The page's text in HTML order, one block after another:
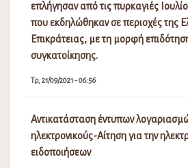
επλήγησαν από τις πυρκαγιές
που εκδηλώθηκαν σε περιοχές της
Επικράτειας, με τη μορφή
συγκατοίκησης.
Τρ, 21/09/2021 - 06:56
Αντικατάσταση έντυπων
ηλεκτρονικούς-Αίτηση για την
ειδοποιήσεων